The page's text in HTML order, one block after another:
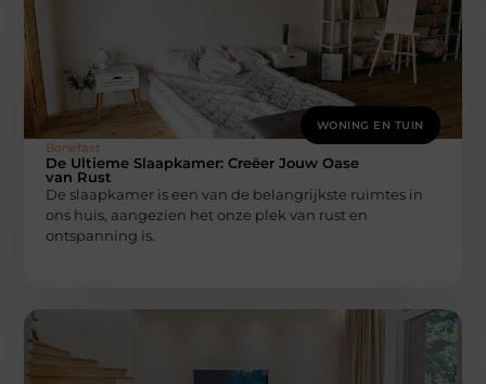
WONING EN TUIN
Bonefast
De Ultieme Slaapkamer: Creëer Jouw Oase
van Rust
De slaapkamer is een van de belangrijkste ruimtes in
ons huis, aangezien het onze plek van rust en
ontspanning is.